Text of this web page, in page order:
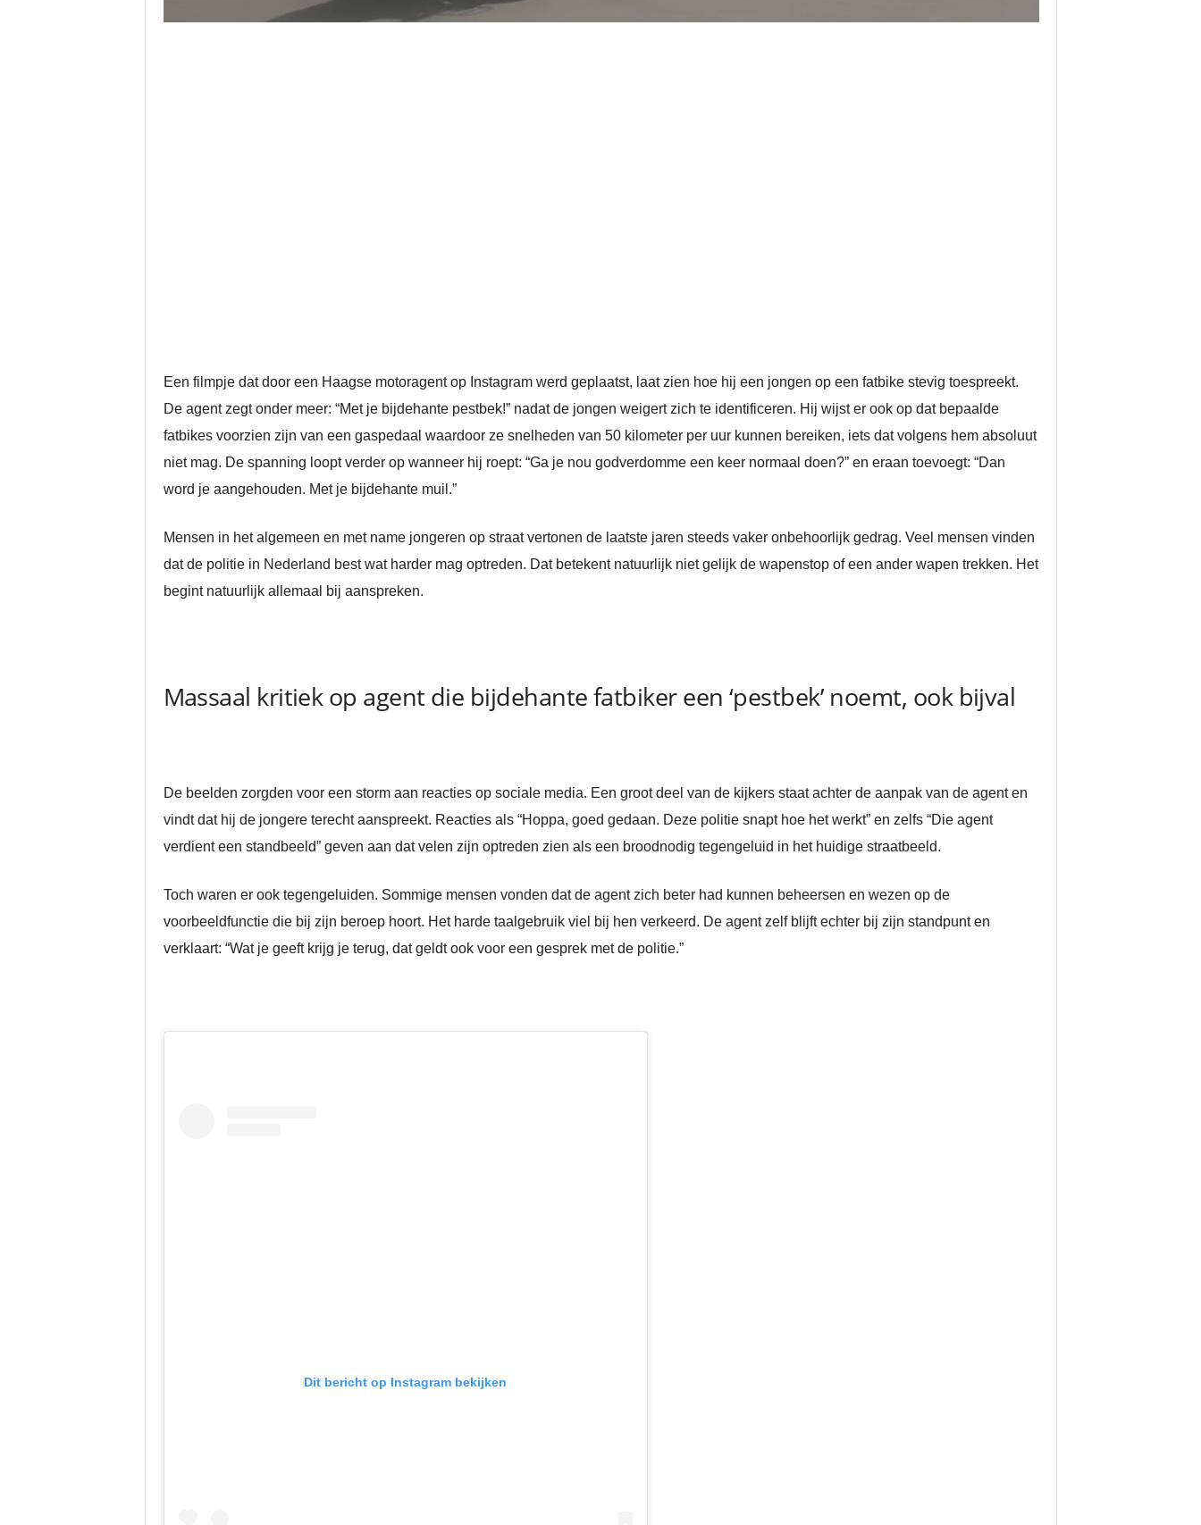
Een filmpje dat door een Haagse motoragent op Instagram werd geplaatst, laat zien hoe hij een jongen op een fatbike stevig toespreekt.
De agent zegt onder meer: “Met je bijdehante pestbek!” nadat de jongen weigert zich te identificeren. Hij wijst er ook op dat bepaalde
fatbikes voorzien zijn van een gaspedaal waardoor ze snelheden van 50 kilometer per uur kunnen bereiken, iets dat volgens hem absoluut
niet mag. De spanning loopt verder op wanneer hij roept: “Ga je nou godverdomme een keer normaal doen?” en eraan toevoegt: “Dan
word je aangehouden. Met je bijdehante muil.”
Mensen in het algemeen en met name jongeren op straat vertonen de laatste jaren steeds vaker onbehoorlijk gedrag. Veel mensen vinden
dat de politie in Nederland best wat harder mag optreden. Dat betekent natuurlijk niet gelijk de wapenstop of een ander wapen trekken. Het
begint natuurlijk allemaal bij aanspreken.
Massaal kritiek op agent die bijdehante fatbiker een ‘pestbek’ noemt, ook bijval
De beelden zorgden voor een storm aan reacties op sociale media. Een groot deel van de kijkers staat achter de aanpak van de agent en
vindt dat hij de jongere terecht aanspreekt. Reacties als “Hoppa, goed gedaan. Deze politie snapt hoe het werkt” en zelfs “Die agent
verdient een standbeeld” geven aan dat velen zijn optreden zien als een broodnodig tegengeluid in het huidige straatbeeld.
Toch waren er ook tegengeluiden. Sommige mensen vonden dat de agent zich beter had kunnen beheersen en wezen op de
voorbeeldfunctie die bij zijn beroep hoort. Het harde taalgebruik viel bij hen verkeerd. De agent zelf blijft echter bij zijn standpunt en
verklaart: “Wat je geeft krijg je terug, dat geldt ook voor een gesprek met de politie.”
Dit bericht op Instagram bekijken